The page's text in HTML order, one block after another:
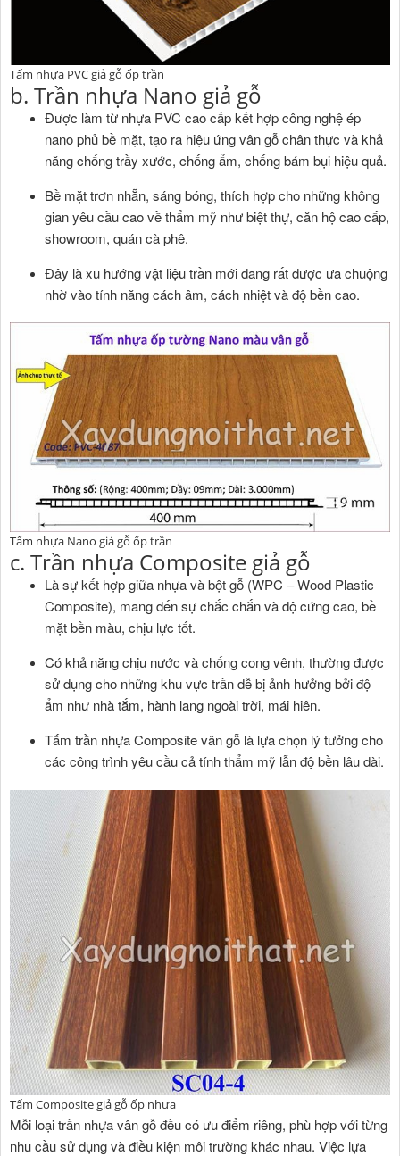
Tấm nhựa PVC giả gỗ ốp trần
b. Trần nhựa Nano giả gỗ
Được làm từ nhựa PVC cao cấp kết hợp công nghệ ép
nano phủ bề mặt, tạo ra hiệu ứng vân gỗ chân thực và khả
năng chống trầy xước, chống ẩm, chống bám bụi hiệu quả.
Bề mặt trơn nhẵn, sáng bóng, thích hợp cho những không
gian yêu cầu cao về thẩm mỹ như biệt thự, căn hộ cao cấp,
showroom, quán cà phê.
Đây là xu hướng vật liệu trần mới đang rất được ưa chuộng
nhờ vào tính năng cách âm, cách nhiệt và độ bền cao.
Tấm nhựa Nano giả gỗ ốp trần
c. Trần nhựa Composite giả gỗ
Là sự kết hợp giữa nhựa và bột gỗ (WPC – Wood Plastic
Composite), mang đến sự chắc chắn và độ cứng cao, bề
mặt bền màu, chịu lực tốt.
Có khả năng chịu nước và chống cong vênh, thường được
sử dụng cho những khu vực trần dễ bị ảnh hưởng bởi độ
ẩm như nhà tắm, hành lang ngoài trời, mái hiên.
Tấm trần nhựa Composite vân gỗ là lựa chọn lý tưởng cho
các công trình yêu cầu cả tính thẩm mỹ lẫn độ bền lâu dài.
Tấm Composite giả gỗ ốp nhựa
Mỗi loại trần nhựa vân gỗ đều có ưu điểm riêng, phù hợp với từng
nhu cầu sử dụng và điều kiện môi trường khác nhau. Việc lựa